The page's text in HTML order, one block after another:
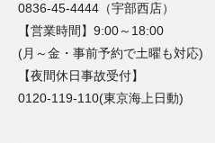
0836-45-4444（宇部西店）
【営業時間】9:00～18:00
(月～金・事前予約で土曜も対応)
【夜間休日事故受付】
0120-119-110(東京海上日動)